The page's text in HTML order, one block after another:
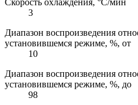
3
Диапазон воспроизведения
установившемся режиме, %, от
10
Диапазон воспроизведения
установившемся режиме, %, до
98